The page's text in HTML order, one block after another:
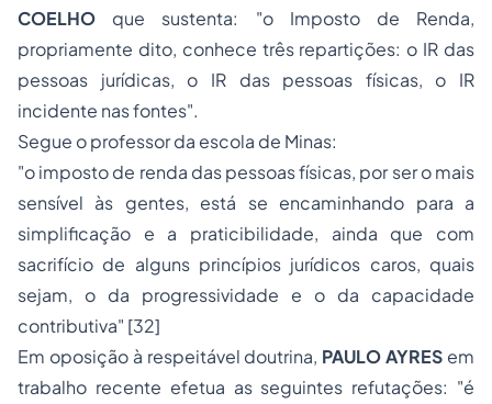
COELHO que sustenta: "o Imposto de Renda,
propriamente dito, conhece três repartições: o IR das
pessoas jurídicas, o IR das pessoas físicas, o IR
incidente nas fontes".
Segue o professor da escola de Minas:
"o imposto de renda das pessoas físicas, por ser o mais
sensível às gentes, está se encaminhando para a
simplificação e a praticibilidade, ainda que com
sacrifício de alguns princípios jurídicos caros, quais
sejam, o da progressividade e o da capacidade
contributiva" [32]
Em oposição à respeitável doutrina, PAULO AYRES em
trabalho recente efetua as seguintes refutações: "é